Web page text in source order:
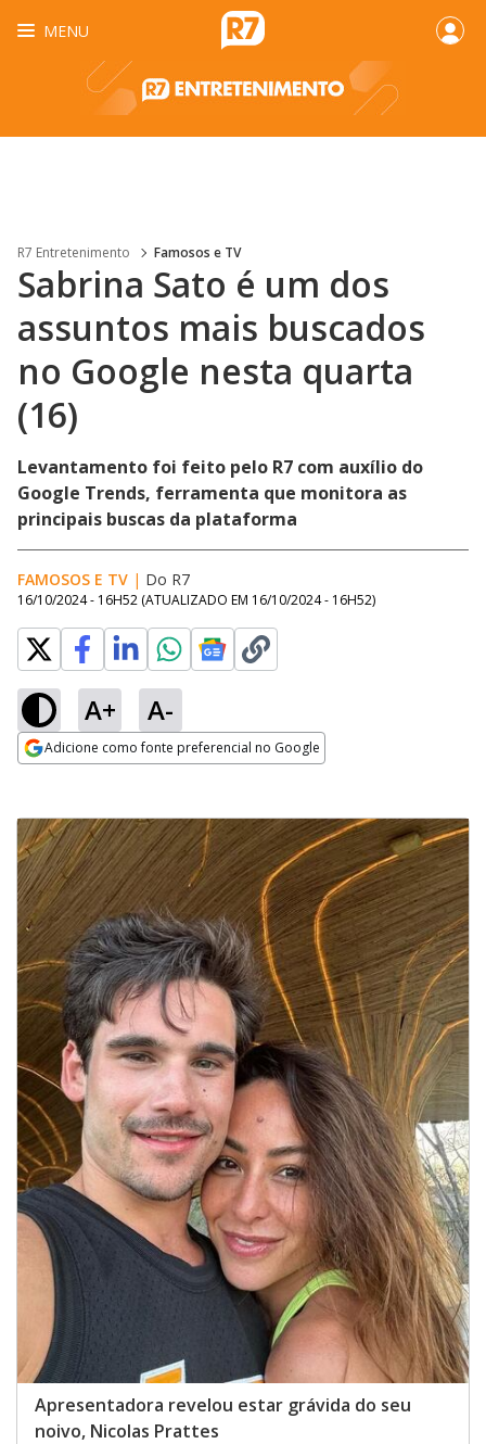
MENU
R7 Entretenimento Famosos e TV
Sabrina Sato é um dos
assuntos mais buscados
no Google nesta quarta
(16)
Levantamento foi feito pelo R7 com auxílio do
Google Trends, ferramenta que monitora as
principais buscas da plataforma
FAMOSOS E TV | Do R7
16/10/2024 - 16H52 (ATUALIZADO EM 16/10/2024 - 16H52)
A+ A-
Adicione como fonte preferencial no Google
Apresentadora revelou estar grávida do seu
noivo, Nicolas Prattes